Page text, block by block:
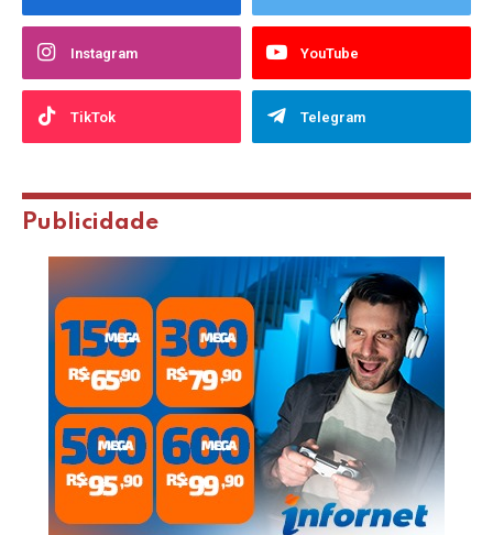
Instagram YouTube
TikTok Telegram
Publicidade